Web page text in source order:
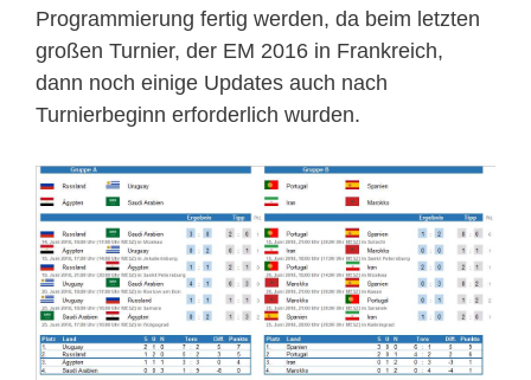
Programmierung fertig werden, da beim letzten
großen Turnier, der EM 2016 in Frankreich,
dann noch einige Updates auch nach
Turnierbeginn erforderlich wurden.